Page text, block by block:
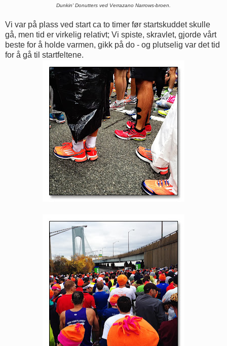
Dunkin' Donutters ved Verrazano Narrows-broen.
Vi var på plass ved start ca to timer før startskuddet skulle
gå, men tid er virkelig relativt; Vi spiste, skravlet, gjorde vårt
beste for å holde varmen, gikk på do - og plutselig var det tid
for å gå til startfeltene.